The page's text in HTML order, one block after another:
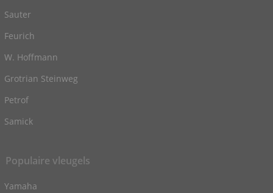
Sauter
Feurich
W. Hoffmann
Grotrian Steinweg
Petrof
Samick
Populaire vleugels
Yamaha